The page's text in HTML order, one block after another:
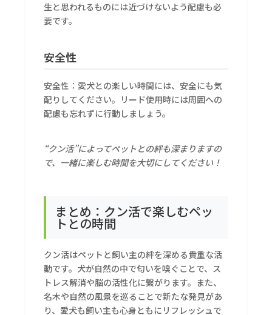
生と思われるものには近づけないよう配慮も必
要です。
安全性
安全性：愛犬との楽しい時間には、安全にも気
配りしてください。リード使用時には周囲への
配慮も忘れずに行動しましょう。
“クン活”によってペットとの絆も深まりますの
で、一緒に楽しむ時間を大切にしてください！
まとめ：クン活で楽しむペッ
トとの時間
クン活はペットと飼い主の絆を深める貴重な活
動です。犬が自然の中で匂いを嗅ぐことで、ス
トレス解消や脳の活性化に繋がります。また、
名木や自然の風景を巡ることで新たな発見があ
り、愛犬も飼い主も心身ともにリフレッシュで